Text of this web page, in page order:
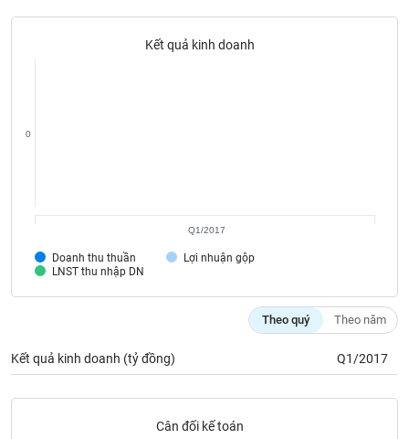
liệu
Kết quả kinh doanh
Doanh thu thuần
Lợi nhuận gộp
LNST thu nhập DN
0
Q1/2017
Theo quý Theo năm
Kết quả kinh doanh (tỷ đồng) Q1/2017
Cân đối kế toán
DÙNG
CHĂM